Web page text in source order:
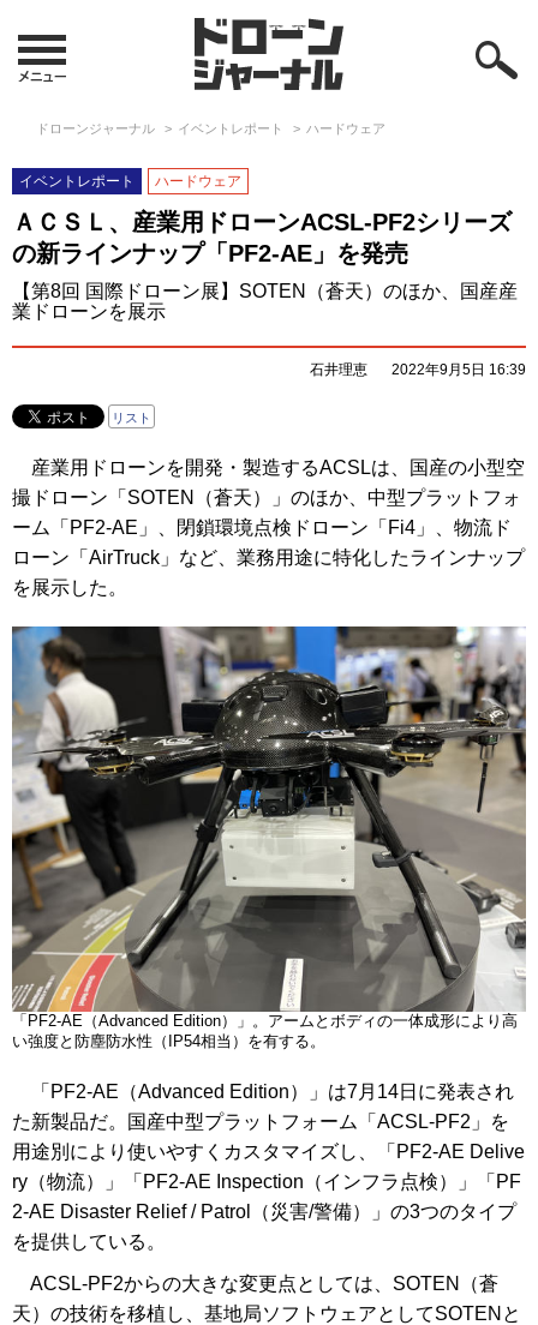
ドローンジャーナル イベントレポート ハードウェア
イベントレポート ハードウェア
ＡＣＳＬ、産業用ドローンACSL-PF2シリーズ
の新ラインナップ「PF2-AE」を発売
【第8回 国際ドローン展】SOTEN（蒼天）のほか、国産産
業ドローンを展示
石井理恵 2022年9月5日 16:39
リスト
産業用ドローンを開発・製造するACSLは、国産の小型空
撮ドローン「SOTEN（蒼天）」のほか、中型プラットフォ
ーム「PF2-AE」、閉鎖環境点検ドローン「Fi4」、物流ド
ローン「AirTruck」など、業務用途に特化したラインナップ
を展示した。
「PF2-AE（Advanced Edition）」。アームとボディの一体成形により高
い強度と防塵防水性（IP54相当）を有する。
「PF2-AE（Advanced Edition）」は7月14日に発表され
た新製品だ。国産中型プラットフォーム「ACSL-PF2」を
用途別により使いやすくカスタマイズし、「PF2-AE Delive
ry（物流）」「PF2-AE Inspection（インフラ点検）」「PF
2-AE Disaster Relief / Patrol（災害/警備）」の3つのタイプ
を提供している。
ACSL-PF2からの大きな変更点としては、SOTEN（蒼
天）の技術を移植し、基地局ソフトウェアとしてSOTENと